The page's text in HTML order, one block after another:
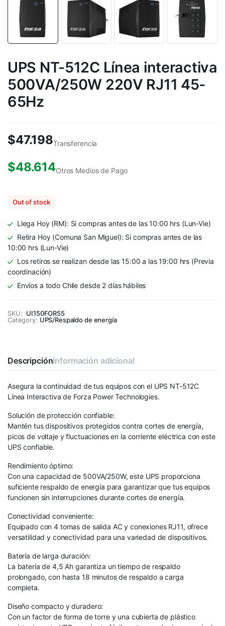
UPS NT-512C Línea interactiva
500VA/250W 220V RJ11 45-
65Hz
$47.198Transferencia
$48.614Otros Medios de Pago
Out of stock
Llega Hoy (RM): Si compras antes de las 10:00 hrs (Lun-Vie)
Retira Hoy (Comuna San Miguel): Si compras antes de las
10:00 hrs (Lun-Vie)
Los retiros se realizan desde las 15:00 a las 19:00 hrs (Previa
coordinación)
Envíos a todo Chile desde 2 días hábiles
SKU: UI150FOR55
Category: UPS/Respaldo de energía
DescripciónInformación adicional
Asegura la continuidad de tus equipos con el UPS NT-512C
Línea Interactiva de Forza Power Technologies.
Solución de protección confiable:
Mantén tus dispositivos protegidos contra cortes de energía,
picos de voltaje y fluctuaciones en la corriente eléctrica con este
UPS confiable.
Rendimiento óptimo:
Con una capacidad de 500VA/250W, este UPS proporciona
suficiente respaldo de energía para garantizar que tus equipos
funcionen sin interrupciones durante cortes de energía.
Conectividad conveniente:
Equipado con 4 tomas de salida AC y conexiones RJ11, ofrece
versatilidad y conectividad para una variedad de dispositivos.
Batería de larga duración:
La batería de 4,5 Ah garantiza un tiempo de respaldo
prolongado, con hasta 18 minutos de respaldo a carga
completa.
Diseño compacto y duradero:
Con un factor de forma de torre y una cubierta de plástico